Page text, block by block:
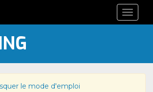
Toggle
le mode d'emploi